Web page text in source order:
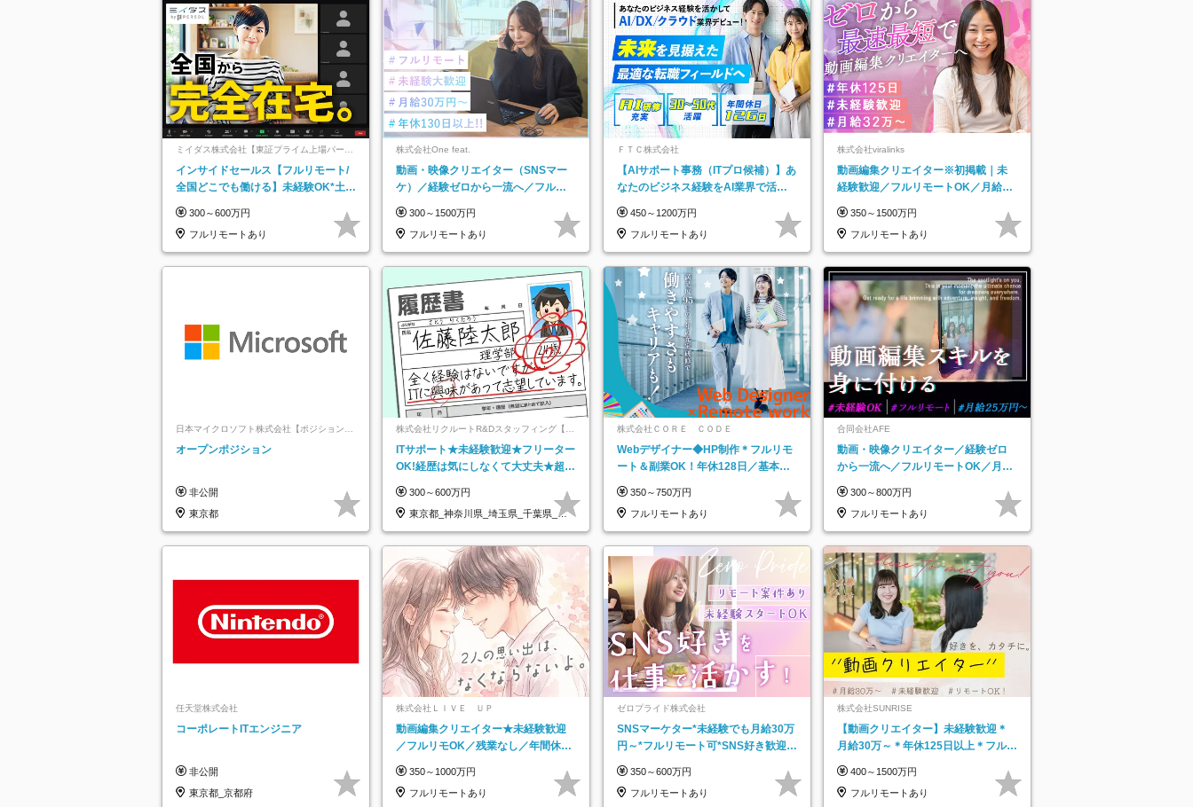
ミイダス株式会社【東証プライム上場パーソ
インサイドセールス【フルリモート/
全国どこでも働ける】未経験OK*土日
300～600万円
フルリモートあり
株式会社One feat.
動画・映像クリエイター（SNSマー
ケ）／経験ゼロから一流へ／フルリ
日以上
300～1500万円
フルリモートあり
ＦＴＣ株式会社
【AIサポート事務（ITプロ候補）】あ
なたのビジネス経験をAI業界で活か
450～1200万円
フルリモートあり
株式会社viralinks
動画編集クリエイター※初掲載｜未
経験歓迎／フルリモートOK／月給32
350～1500万円
フルリモートあり
日本マイクロソフト株式会社【ポジションマ
ッチ登録】
オープンポジション
非公開
東京都
株式会社リクルートR&Dスタッフィング【リ
クルートグループ】
ITサポート★未経験歓迎★フリーター
OK!経歴は気にしなくて大丈夫★超大
300～600万円
東京都_神奈川県_埼玉県_千葉県_大
阪府…
株式会社ＣＯＲＥ ＣＯＤＥ
Webデザイナー◆HP制作＊フルリモ
ート＆副業OK！年休128日／基本定
350～750万円
フルリモートあり
合同会社AFE
動画・映像クリエイター／経験ゼロ
から一流へ／フルリモートOK／月給
300～800万円
フルリモートあり
任天堂株式会社
コーポレートITエンジニア
非公開
東京都_京都府
株式会社ＬＩＶＥ ＵＰ
動画編集クリエイター★未経験歓迎
／フルリモOK／残業なし／年間休日
実で安心
350～1000万円
フルリモートあり
ゼロプライド株式会社
SNSマーケター*未経験でも月給30万
円～*フルリモート可*SNS好き歓迎*
350～600万円
フルリモートあり
株式会社SUNRISE
【動画クリエイター】未経験歓迎＊
月給30万～＊年休125日以上＊フルリ
決定◆
400～1500万円
フルリモートあり